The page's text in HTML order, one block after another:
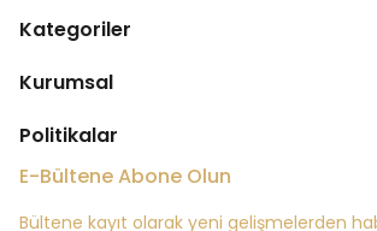
Kategoriler
Kurumsal
Politikalar
E-Bültene Abone Olun
Bültene kayıt olarak yeni gelişmelerden